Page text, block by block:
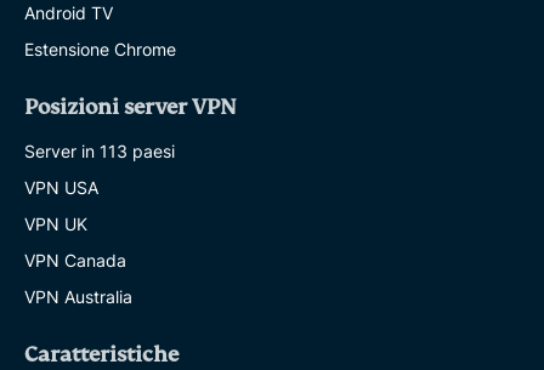
Android TV
Estensione Chrome
Posizioni server VPN
Server in 113 paesi
VPN USA
VPN UK
VPN Canada
VPN Australia
Caratteristiche